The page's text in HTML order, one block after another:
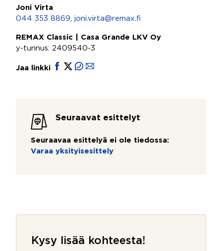
Joni Virta
044 353 8869
joni.virta@remax.fi
REMAX Classic | Casa Grande LKV Oy
y-tunnus: 2409540-3
Jaa linkki
Seuraavat esittelyt
Seuraavaa esittelyä ei ole tiedossa:
Varaa yksityisesittely
Kysy lisää kohteesta!